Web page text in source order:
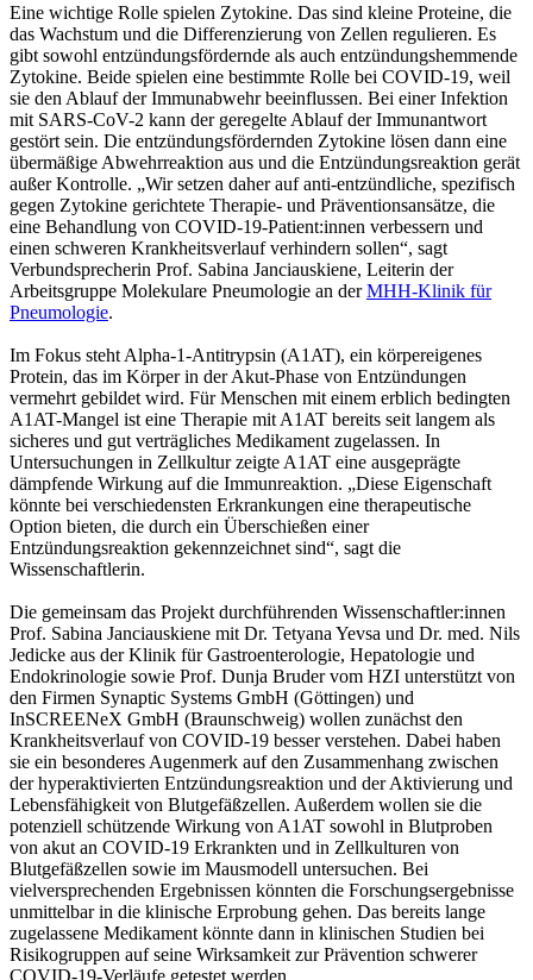
Eine wichtige Rolle spielen Zytokine. Das sind kleine Proteine, die
das Wachstum und die Differenzierung von Zellen regulieren. Es
gibt sowohl entzündungsfördernde als auch entzündungshemmende
Zytokine. Beide spielen eine bestimmte Rolle bei COVID-19, weil
sie den Ablauf der Immunabwehr beeinflussen. Bei einer Infektion
mit SARS-CoV-2 kann der geregelte Ablauf der Immunantwort
gestört sein. Die entzündungsfördernden Zytokine lösen dann eine
übermäßige Abwehrreaktion aus und die Entzündungsreaktion gerät
außer Kontrolle. „Wir setzen daher auf anti-entzündliche, spezifisch
gegen Zytokine gerichtete Therapie- und Präventionsansätze, die
eine Behandlung von COVID-19-Patient:innen verbessern und
einen schweren Krankheitsverlauf verhindern sollen“, sagt
Verbundsprecherin Prof. Sabina Janciauskiene, Leiterin der
Arbeitsgruppe Molekulare Pneumologie an derMHH-Klinik für
Pneumologie.
Im Fokus steht Alpha-1-Antitrypsin (A1AT), ein körpereigenes
Protein, das im Körper in der Akut-Phase von Entzündungen
vermehrt gebildet wird. Für Menschen mit einem erblich bedingten
A1AT-Mangel ist eine Therapie mit A1AT bereits seit langem als
sicheres und gut verträgliches Medikament zugelassen. In
Untersuchungen in Zellkultur zeigte A1AT eine ausgeprägte
dämpfende Wirkung auf die Immunreaktion. „Diese Eigenschaft
könnte bei verschiedensten Erkrankungen eine therapeutische
Option bieten, die durch ein Überschießen einer
Entzündungsreaktion gekennzeichnet sind“, sagt die
Wissenschaftlerin.
Die gemeinsam das Projekt durchführenden Wissenschaftler:innen
Prof. Sabina Janciauskiene mit Dr. Tetyana Yevsa und Dr. med. Nils
Jedicke aus der Klinik für Gastroenterologie, Hepatologie und
Endokrinologie sowie Prof. Dunja Bruder vom HZI unterstützt von
den Firmen Synaptic Systems GmbH (Göttingen) und
InSCREENeX GmbH (Braunschweig) wollen zunächst den
Krankheitsverlauf von COVID-19 besser verstehen. Dabei haben
sie ein besonderes Augenmerk auf den Zusammenhang zwischen
der hyperaktivierten Entzündungsreaktion und der Aktivierung und
Lebensfähigkeit von Blutgefäßzellen. Außerdem wollen sie die
potenziell schützende Wirkung von A1AT sowohl in Blutproben
von akut an COVID-19 Erkrankten und in Zellkulturen von
Blutgefäßzellen sowie im Mausmodell untersuchen. Bei
vielversprechenden Ergebnissen könnten die Forschungsergebnisse
unmittelbar in die klinische Erprobung gehen. Das bereits lange
zugelassene Medikament könnte dann in klinischen Studien bei
Risikogruppen auf seine Wirksamkeit zur Prävention schwerer
COVID-19-Verläufe getestet werden.